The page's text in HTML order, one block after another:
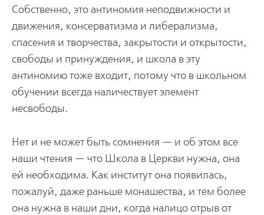
Собственно, это антиномия неподвижности и
движения, консерватизма и либерализма,
спасения и творчества, закрытости и открытости,
свободы и принуждения, и школа в эту
антиномию тоже входит, потому что в школьном
обучении всегда наличествует элемент
несвободы.
Нет и не может быть сомнения — и об этом все
наши чтения — что Школа в Церкви нужна, она
ей необходима. Как институт она появилась,
пожалуй, даже раньше монашества, и тем более
она нужна в наши дни, когда налицо отрыв от